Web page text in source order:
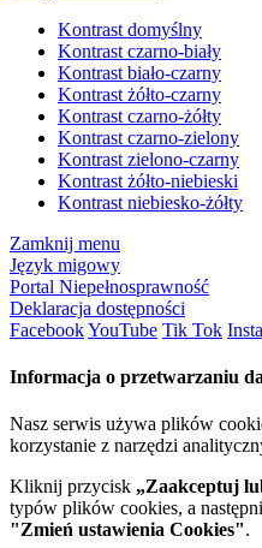
Kontrast domyślny
Kontrast czarno-biały
Kontrast biało-czarny
Kontrast żółto-czarny
Kontrast czarno-żółty
Kontrast czarno-zielony
Kontrast zielono-czarny
Kontrast żółto-niebieski
Kontrast niebiesko-żółty
Zamknij menu
Język migowy
Portal Niepełnosprawność
Deklaracja dostępności
FacebookYouTube Tik Tok
Informacja o przetwarzaniu
Nasz serwis używa plików
korzystanie z narzędzi
Kliknij przycisk „Zaakceptuj
typów plików cookies, a
"Zmień ustawienia Cookies".